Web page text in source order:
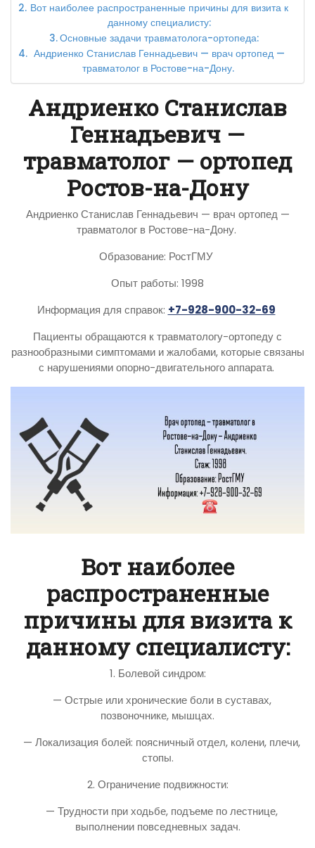
Вот наиболее распространенные причины для визита к
данному специалисту:
Основные задачи травматолога-ортопеда:
Андриенко Станислав Геннадьевич — врач ортопед —
травматолог в Ростове-на-Дону.
Андриенко Станислав
Геннадьевич —
травматолог — ортопед
Ростов-на-Дону
Андриенко Станислав Геннадьевич — врач ортопед —
травматолог в Ростове-на-Дону.
Образование: РостГМУ
Опыт работы: 1998
Информация для справок: +7-928-900-32-69
Пациенты обращаются к травматологу-ортопеду с
разнообразными симптомами и жалобами, которые связаны
с нарушениями опорно-двигательного аппарата.
Вот наиболее
распространенные
причины для визита к
данному специалисту:
1. Болевой синдром:
— Острые или хронические боли в суставах,
позвоночнике, мышцах.
— Локализация болей: поясничный отдел, колени, плечи,
стопы.
2. Ограничение подвижности:
— Трудности при ходьбе, подъеме по лестнице,
выполнении повседневных задач.